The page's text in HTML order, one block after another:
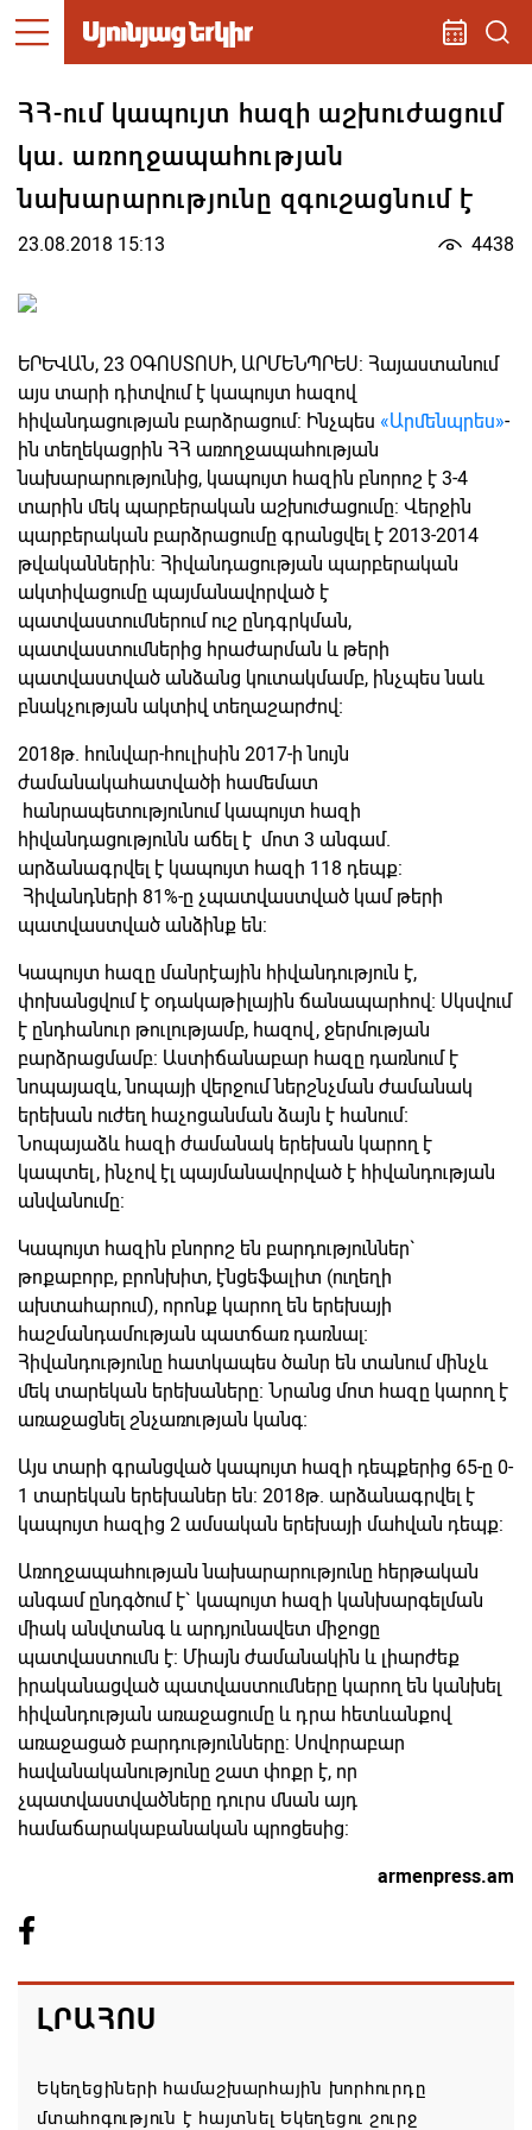
ՀՀ-ում կապույտ հազի աշխուժացում
կա. առողջապահության
նախարարությունը զգուշացնում է
23.08.2018 15:13 4438
ԵՐԵՎԱՆ, 23 ՕԳՈՍՏՈՍԻ, ԱՐՄԵՆՊՐԵՍ: Հայաստանում
այս տարի դիտվում է կապույտ հազով
հիվանդացության բարձրացում: Ինչպես «Արմենպրես»-
ին տեղեկացրին ՀՀ առողջապահության
նախարարությունից, կապույտ հազին բնորոշ է 3-4
տարին մեկ պարբերական աշխուժացումը: Վերջին
պարբերական բարձրացումը գրանցվել է 2013-2014
թվականներին: Հիվանդացության պարբերական
ակտիվացումը պայմանավորված է
պատվաստումներում ուշ ընդգրկման,
պատվաստումներից հրաժարման և թերի
պատվաստված անձանց կուտակմամբ, ինչպես նաև
բնակչության ակտիվ տեղաշարժով։
2018թ. հունվար-հուլիսին 2017-ի նույն
ժամանակահատվածի համեմատ
հանրապետությունում կապույտ հազի
հիվանդացությունն աճել է մոտ 3 անգամ.
արձանագրվել է կապույտ հազի 118 դեպք:
Հիվանդների 81%-ը չպատվաստված կամ թերի
պատվաստված անձինք են:
Կապույտ հազը մանրէային հիվանդություն է,
փոխանցվում է օդակաթիլային ճանապարհով։ Սկսվում
է ընդհանուր թուլությամբ, հազով, ջերմության
բարձրացմամբ: Աստիճանաբար հազը դառնում է
նոպայազև, նոպայի վերջում ներշնչման ժամանակ
երեխան ուժեղ հաչոցանման ձայն է հանում։
Նոպայաձև հազի ժամանակ երեխան կարող է
կապտել, ինչով էլ պայմանավորված է հիվանդության
անվանումը:
Կապույտ հազին բնորոշ են բարդություններ`
թոքաբորբ, բրոնխիտ, էնցեֆալիտ (ուղեղի
ախտահարում), որոնք կարող են երեխայի
հաշմանդամության պատճառ դառնալ։
Հիվանդությունը հատկապես ծանր են տանում մինչև
մեկ տարեկան երեխաները։ Նրանց մոտ հազը կարող է
առաջացնել շնչառության կանգ։
Այս տարի գրանցված կապույտ հազի դեպքերից 65-ը 0-
1 տարեկան երեխաներ են: 2018թ. արձանագրվել է
կապույտ հազից 2 ամսական երեխայի մահվան դեպք:
Առողջապահության նախարարությունը հերթական
անգամ ընդգծում է` կապույտ հազի կանխարգելման
միակ անվտանգ և արդյունավետ միջոցը
պատվաստումն է: Միայն ժամանակին և լիարժեք
իրականացված պատվաստումները կարող են կանխել
հիվանդության առաջացումը և դրա հետևանքով
առաջացած բարդությունները: Սովորաբար
հավանականությունը շատ փոքր է, որ
չպատվաստվածները դուրս մնան այդ
համաճարակաբանական պրոցեսից:
armenpress.am
ԼՐԱՀՈՍ
Եկեղեցիների համաշխարհային խորհուրդը
մտահոգություն է հայտնել Եկեղեցու շուրջ